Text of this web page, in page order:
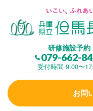
研修施設予約
079-662-
受付時間 9:00〜
お問
但馬長寿の郷とは
(研修施設)
楽しむ